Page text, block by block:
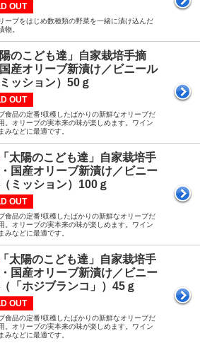
OUT
ーブをはじめ数種類の野菜を一緒に漬け込んだ
物。
陽のこども達」自家栽培手摘
産オリーブ新漬け／ビニール
ッション）50ｇ
OUT
食品の定番!収穫したばかりの新鮮なオリーブだ
。オリーブの実本来の味が楽しめます。ワイン
みなどに最適です。
「太陽のこども達」自家栽培手
国産オリーブ新漬け／ビニー
ミッション）100ｇ
OUT
食品の定番!収穫したばかりの新鮮なオリーブだ
。オリーブの実本来の味が楽しめます。ワイン
みなどに最適です。
「太陽のこども達」自家栽培手
国産オリーブ新漬け／ビニー
「ホジブランコ」）45ｇ
OUT
食品の定番!収穫したばかりの新鮮なオリーブだ
。オリーブの実本来の味が楽しめます。ワイン
みなどに最適です。